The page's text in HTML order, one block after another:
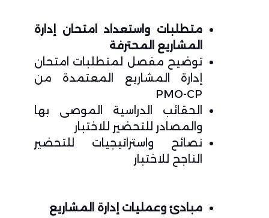
متطلبات واستعداد امتحان إدارة
المشاريع المحترفة
توضيح مفصل لمتطلبات امتحان
إدارة المشاريع المعتمدة من
PMO-CP
الحقائب الدراسية الموصى بها
والمصادر للتحضير للاختبار
نصائح واستراتيجيات للتحضير
الناجح للاختبار
مبادئ وعمليات إدارة المشاريع